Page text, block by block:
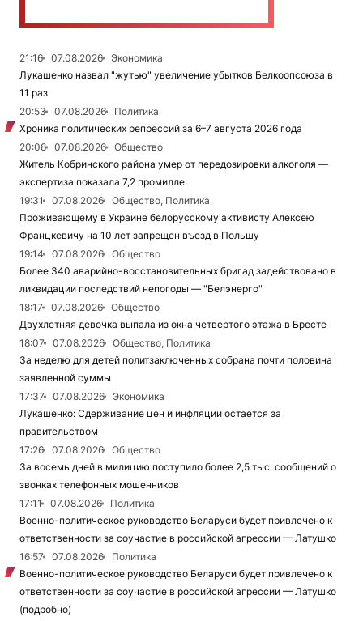
21:16 07.08.2026
Экономика
Лукашенко назвал "жутью" увеличение убытков Белкоопсоюза в
11 раз
20:53
07.08.2026
Политика
Хроника политических репрессий за 6–7 августа 2026 года
20:08
07.08.2026
Общество
Житель Кобринского района умер от передозировки алкоголя —
экспертиза показала 7,2 промилле
19:31
07.08.2026
Общество, Политика
Проживающему в Украине белорусскому активисту Алексею
Францкевичу на 10 лет запрещен въезд в Польшу
19:14
07.08.2026
Общество
Более 340 аварийно-восстановительных бригад задействовано в
ликвидации последствий непогоды — "Белэнерго"
18:17
07.08.2026
Общество
Двухлетняя девочка выпала из окна четвертого этажа в Бресте
18:07
07.08.2026
Общество, Политика
За неделю для детей политзаключенных собрана почти половина
заявленной суммы
17:37
07.08.2026
Экономика
Лукашенко: Сдерживание цен и инфляции остается за
правительством
17:26
07.08.2026
Общество
За восемь дней в милицию поступило более 2,5 тыс. сообщений о
звонках телефонных мошенников
17:11
07.08.2026
Политика
Военно-политическое руководство Беларуси будет привлечено к
ответственности за соучастие в российской агрессии — Латушко
16:57
07.08.2026
Политика
Военно-политическое руководство Беларуси будет привлечено к
ответственности за соучастие в российской агрессии — Латушко
(подробно)